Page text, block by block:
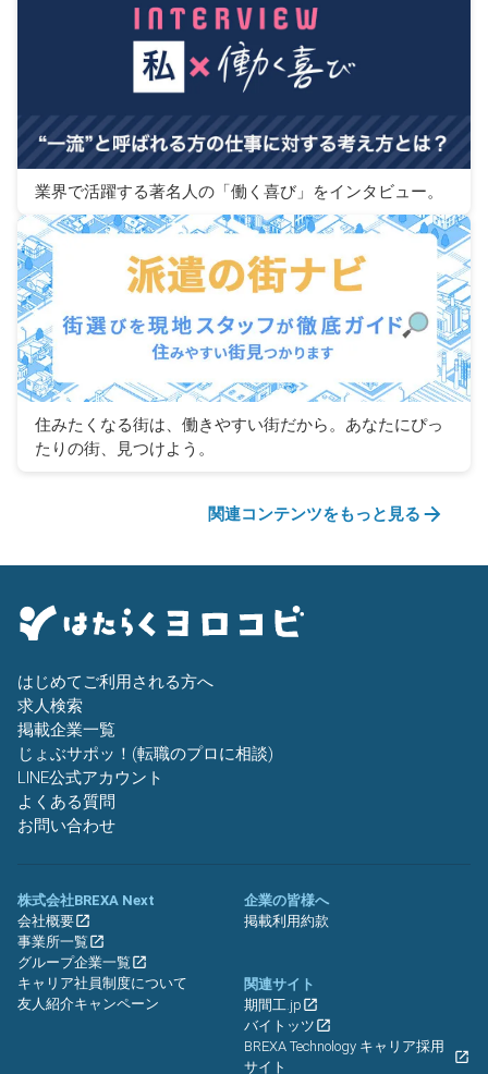
業界で活躍する著名人の「働く喜び」をインタビュー。
住みたくなる街は、働きやすい街だから。あなたにぴっ
たりの街、見つけよう。
関連コンテンツをもっと見る
はじめてご利用される方へ
求人検索
掲載企業一覧
じょぶサポッ！(転職のプロに相談)
LINE公式アカウント
よくある質問
お問い合わせ
株式会社BREXA Next
会社概要
事業所一覧
グループ企業一覧
キャリア社員制度について
友人紹介キャンペーン
企業の皆様へ
掲載利用約款
関連サイト
期間工.jp
バイトッツ
BREXA Technology キャリア採用
サイト